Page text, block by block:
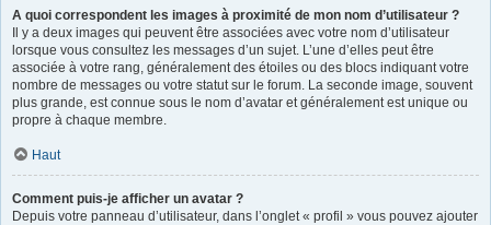
A quoi correspondent les images à proximité de mon nom d’utilisateur ?
Il y a deux images qui peuvent être associées avec votre nom d’utilisateur
lorsque vous consultez les messages d’un sujet. L’une d’elles peut être
associée à votre rang, généralement des étoiles ou des blocs indiquant votre
nombre de messages ou votre statut sur le forum. La seconde image, souvent
plus grande, est connue sous le nom d’avatar et généralement est unique ou
propre à chaque membre.
Haut
Comment puis-je afficher un avatar ?
Depuis votre panneau d’utilisateur, dans l’onglet « profil » vous pouvez ajouter